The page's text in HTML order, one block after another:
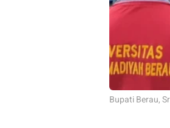
Bupati Berau,